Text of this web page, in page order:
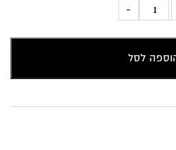
כמות
נוי
דוגמת
-
לסל